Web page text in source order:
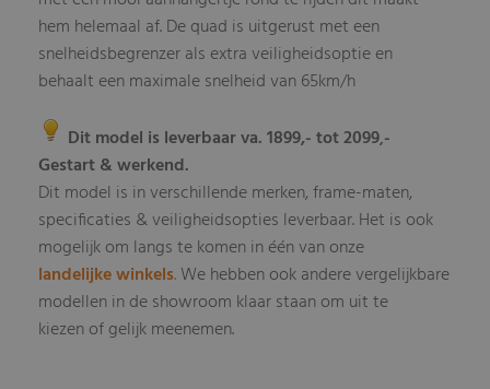
hem helemaal af. De quad is uitgerust met een
snelheidsbegrenzer als extra veiligheidsoptie en
behaalt een maximale snelheid van 65km/h
Dit model is leverbaar va. 1899,- tot 2099,-
Gestart & werkend.
Dit model is in verschillende merken, frame-maten,
specificaties & veiligheidsopties leverbaar. Het is ook
mogelijk om langs te komen in één van onze
landelijke winkels.We hebben ook andere vergelijkbare
modellen in de showroom klaar staan om uit te
kiezen of gelijk meenemen.